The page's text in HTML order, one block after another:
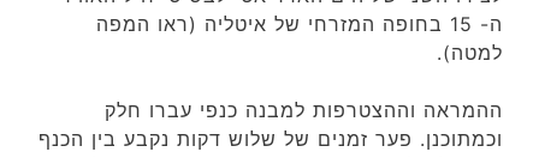
ה- 15 בחופה המזרחי של איטליה (ראו המפה
למטה).
ההמראה וההצטרפות למבנה כנפי עברו חלק
וכמתוכנן. פער זמנים של שלוש דקות נקבע בין הכנף